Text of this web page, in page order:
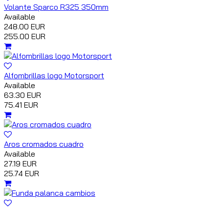
Volante Sparco R325 350mm
Available
248.00 EUR
255.00 EUR
Alfombrillas logo Motorsport
Available
63.30 EUR
75.41 EUR
Aros cromados cuadro
Available
27.19 EUR
25.74 EUR